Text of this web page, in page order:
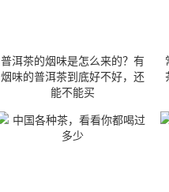
普洱茶的烟味是怎么来的？有
烟味的普洱茶到底好不好，还
能不能买